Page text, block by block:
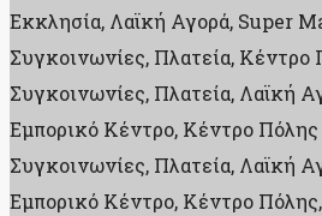
Εκκλησία, Λαϊκή Αγορά, Super
Συγκοινωνίες, Πλατεία, Κέντρο
Συγκοινωνίες, Πλατεία, Λαϊκή
Εμπορικό Κέντρο, Κέντρο Πόλης
Συγκοινωνίες, Πλατεία, Λαϊκή
Εμπορικό Κέντρο, Κέντρο